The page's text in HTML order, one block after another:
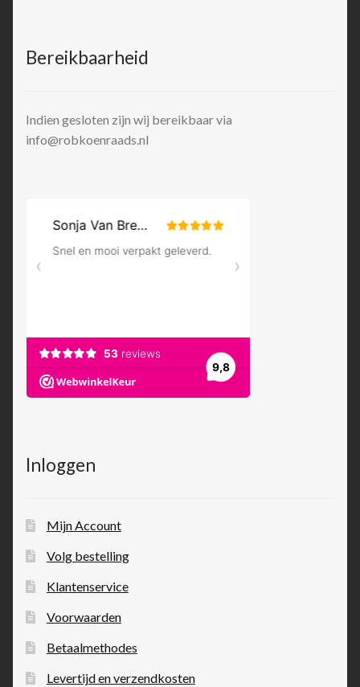
Bereikbaarheid
Indien gesloten zijn wij bereikbaar via
info@robkoenraads.nl
Inloggen
Mijn Account
Volg bestelling
Klantenservice
Voorwaarden
Betaalmethodes
Levertijd en verzendkosten